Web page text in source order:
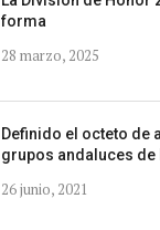
forma
28 marzo, 2025
Definido el octeto de
grupos andaluces de
26 junio, 2021